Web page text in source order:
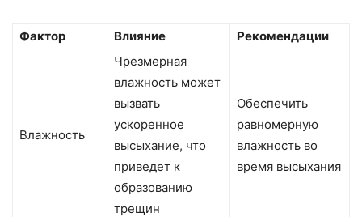
Фактор Влияние Рекомендации
Влажность
Чрезмерная
влажность может
вызвать
ускоренное
высыхание, что
приведет к
образованию
трещин
Обеспечить
равномерную
влажность во
время высыхания